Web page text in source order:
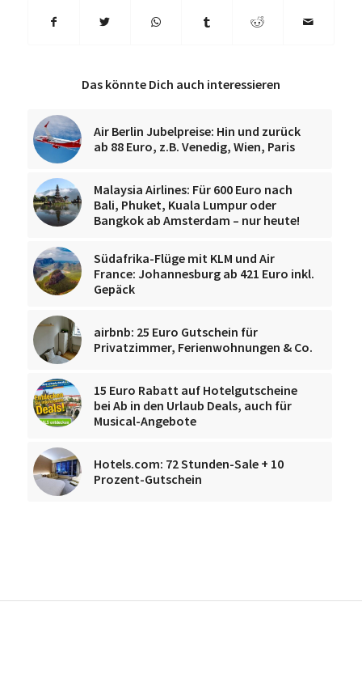
Das könnte Dich auch interessieren
Air Berlin Jubelpreise: Hin und zurück
ab 88 Euro, z.B. Venedig, Wien, Paris
Malaysia Airlines: Für 600 Euro nach
Bali, Phuket, Kuala Lumpur oder
Bangkok ab Amsterdam – nur heute!
Südafrika-Flüge mit KLM und Air
France: Johannesburg ab 421 Euro inkl.
Gepäck
airbnb: 25 Euro Gutschein für
Privatzimmer, Ferienwohnungen & Co.
15 Euro Rabatt auf Hotelgutscheine
bei Ab in den Urlaub Deals, auch für
Musical-Angebote
Hotels.com: 72 Stunden-Sale + 10
Prozent-Gutschein